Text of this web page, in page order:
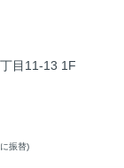
目11-13 1F
振替)